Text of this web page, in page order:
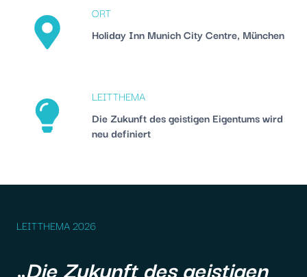
ORT
Holiday Inn Munich City Centre, München
LEITTHEMA
Die Zukunft des geistigen Eigentums wird
neu definiert
LEITTHEMA 2026
„Die Zukunft des geistigen